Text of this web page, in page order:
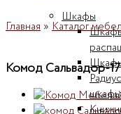
Шкафы
Главная » Каталог
Комод Сальвадор-17